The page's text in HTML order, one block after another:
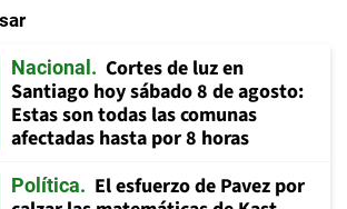
Nacional
Cortes de luz en
Santiago hoy sábado 8 de agosto:
Estas son todas las comunas
afectadas hasta por 8 horas
Política
El esfuerzo de Pavez por